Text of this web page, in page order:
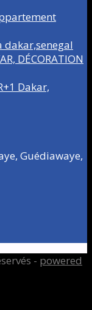
dakar,senegal
DÉCORATION
Dakar,
Guédiawaye,
- powered